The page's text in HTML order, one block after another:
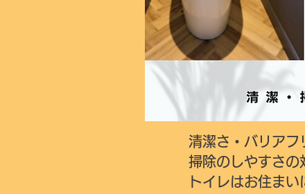
清潔さ・バリアフ
掃除のしやすさの
トイレはお住ま